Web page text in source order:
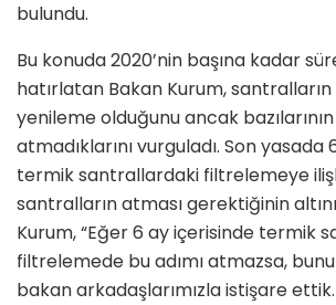
bulundu.
Bu konuda 2020’nin başına kadar
hatırlatan Bakan Kurum, santralların
yenileme olduğunu ancak
atmadıklarını vurguladı. Son yasada
termik santrallardaki filtrelemeye
santralların atması gerektiğinin
Kurum, “Eğer 6 ay içerisinde termik
filtrelemede bu adımı atmazsa,
bakan arkadaşlarımızla istişare ettik.